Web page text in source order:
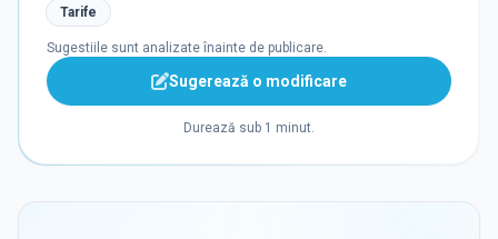
Tarife
Sugestiile sunt analizate înainte de publicare.
Sugerează o modificare
Durează sub 1 minut.